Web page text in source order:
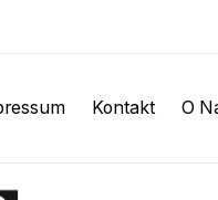
Kontakt O